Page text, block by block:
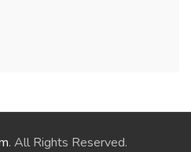
. All Rights Reserved.